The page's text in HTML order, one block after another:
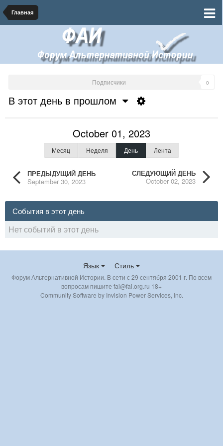
Главная
Подписчики 0
В этот день в прошлом
ПРЕДЫДУЩИЙ ДЕНЬ
September 30, 2023
October 01, 2023
Месяц Неделя День Лента
СЛЕДУЮЩИЙ ДЕНЬ
October 02, 2023
События в этот день
Нет событий в этот день
Язык Стиль
Форум Альтернативной Истории. В сети с 29 сентября 2001 г. По всем
вопросам пишите fai@fai.org.ru 18+
Community Software by Invision Power Services, Inc.